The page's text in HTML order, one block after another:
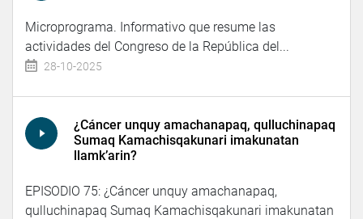
Microprograma. Informativo que resume las
actividades del Congreso de la República del...
28-10-2025
¿Cáncer unquy amachanapaq, qulluchinapaq
Sumaq Kamachisqakunari imakunatan
llamk’arin?
EPISODIO 75: ¿Cáncer unquy amachanapaq,
qulluchinapaq Sumaq Kamachisqakunari imakunatan